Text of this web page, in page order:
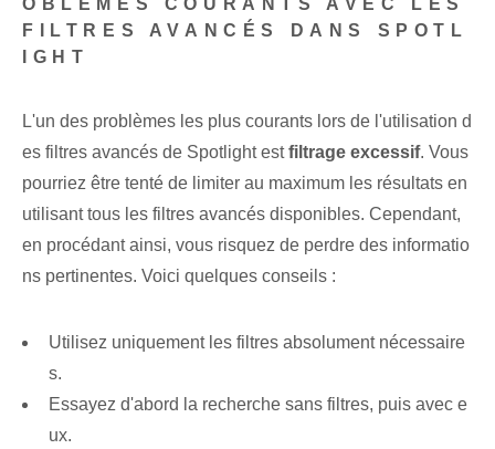
OBLÈMES COURANTS AVEC LES
FILTRES AVANCÉS DANS SPOTL
IGHT
L'un des problèmes les plus courants lors de l'utilisation d
es filtres avancés de Spotlight estfiltrage excessif. Vous
pourriez être tenté de limiter au maximum les résultats en
utilisant tous les filtres avancés disponibles. Cependant,
en procédant ainsi, vous risquez de perdre des informatio
ns pertinentes. Voici quelques conseils :
Utilisez uniquement les filtres absolument nécessaire
s.
Essayez d'abord la recherche sans filtres, puis avec e
ux.